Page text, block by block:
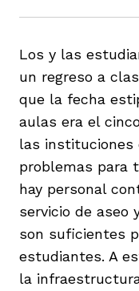
Los y las
un regreso a
que la fecha
aulas era el
las instituciones
problemas para
hay personal
servicio de aseo
son suficientes
estudiantes. A
la
Ana